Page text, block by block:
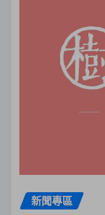
新聞專區